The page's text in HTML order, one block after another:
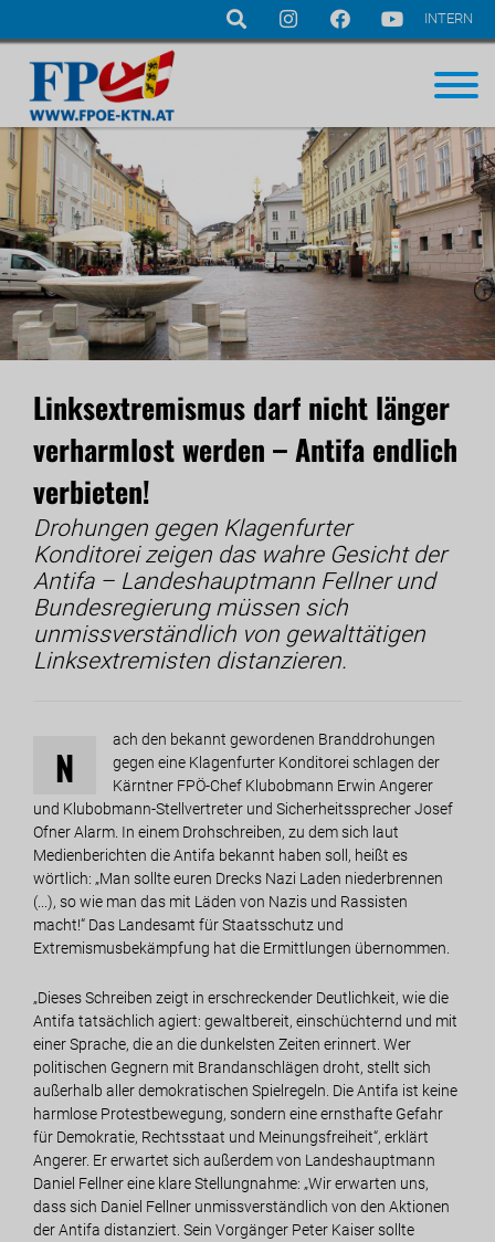
Navigation
überspringen
INTERN
Linksextremismus darf nicht länger
verharmlost werden – Antifa endlich
verbieten!
Drohungen gegen Klagenfurter
Konditorei zeigen das wahre Gesicht der
Antifa – Landeshauptmann Fellner und
Bundesregierung müssen sich
unmissverständlich von gewalttätigen
Linksextremisten distanzieren.
N
ach den bekannt gewordenen Branddrohungen
gegen eine Klagenfurter Konditorei schlagen der
Kärntner FPÖ-Chef Klubobmann Erwin Angerer
und Klubobmann-Stellvertreter und Sicherheitssprecher Josef
Ofner Alarm. In einem Drohschreiben, zu dem sich laut
Medienberichten die Antifa bekannt haben soll, heißt es
wörtlich: „Man sollte euren Drecks Nazi Laden niederbrennen
(...), so wie man das mit Läden von Nazis und Rassisten
macht!“ Das Landesamt für Staatsschutz und
Extremismusbekämpfung hat die Ermittlungen übernommen.
„Dieses Schreiben zeigt in erschreckender Deutlichkeit, wie die
Antifa tatsächlich agiert: gewaltbereit, einschüchternd und mit
einer Sprache, die an die dunkelsten Zeiten erinnert. Wer
politischen Gegnern mit Brandanschlägen droht, stellt sich
außerhalb aller demokratischen Spielregeln. Die Antifa ist keine
harmlose Protestbewegung, sondern eine ernsthafte Gefahr
für Demokratie, Rechtsstaat und Meinungsfreiheit“, erklärt
Angerer. Er erwartet sich außerdem von Landeshauptmann
Daniel Fellner eine klare Stellungnahme: „Wir erwarten uns,
dass sich Daniel Fellner unmissverständlich von den Aktionen
der Antifa distanziert. Sein Vorgänger Peter Kaiser sollte